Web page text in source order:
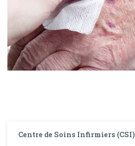
Centre de Soins Infirmiers (CSI)